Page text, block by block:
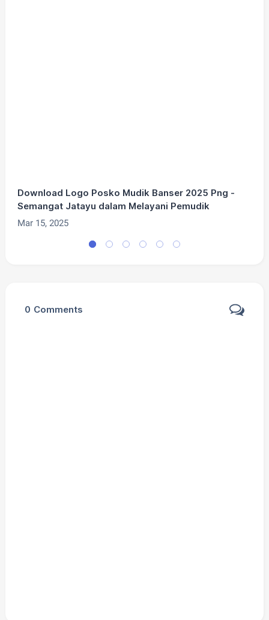
Download Logo Posko Mudik Banser 2025 Png -
Semangat Jatayu dalam Melayani Pemudik
Mar 15, 2025
0 Comments